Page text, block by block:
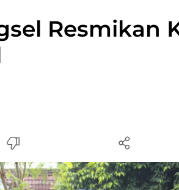
Resmikan